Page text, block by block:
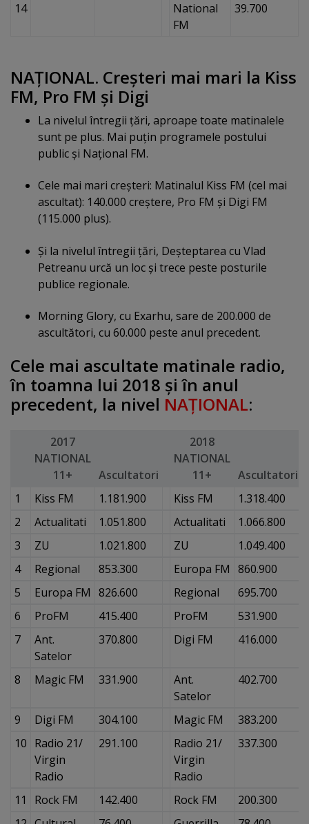
14
National
FM
39.700
NAŢIONAL. Creşteri mai mari la Kiss
FM, Pro FM şi Digi
La nivelul întregii ţări, aproape toate matinalele
sunt pe plus. Mai puţin programele postului
public şi Naţional FM.
Cele mai mari creşteri: Matinalul Kiss FM (cel mai
ascultat): 140.000 creştere, Pro FM şi Digi FM
(115.000 plus).
Şi la nivelul întregii ţări, Deşteptarea cu Vlad
Petreanu urcă un loc şi trece peste posturile
publice regionale.
Morning Glory, cu Exarhu, sare de 200.000 de
ascultători, cu 60.000 peste anul precedent.
Cele mai ascultate matinale radio,
în toamna lui 2018 şi în anul
precedent, la nivel NAŢIONAL:
2017
NATIONAL
11+
Ascultatori
2018
NATIONAL
11+
Ascultatori
1
Kiss FM 1.181.900 Kiss FM
1.318.400
2
Actualitati 1.051.800 Actualitati
1.066.800
3
ZU 1.021.800 ZU
1.049.400
4
Regional 853.300 Europa FM 860.900
5
Europa FM 826.600 Regional
695.700
6
ProFM 415.400 ProFM
531.900
7
Ant.
Satelor
370.800 Digi FM 416.000
8 Magic FM 331.900
Ant.
Satelor
402.700
9 Digi FM 304.100 Magic FM
383.200
10 Radio 21/
Virgin
Radio
291.100
Radio 21/
Virgin
Radio
337.300
11 Rock FM 142.400 Rock FM
200.300